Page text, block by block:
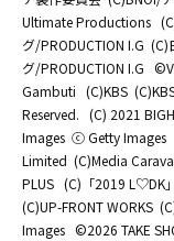
Ultimate Productions
グ/PRODUCTION I.G (C)
グ/PRODUCTION I.G
Gambuti (C)KBS
Reserved. (C) 2021
Images ⓒ Getty Images
Limited (C)Media
PLUS (C)「2019 L♡DK
(C)UP-FRONT WORKS
Images ©2026 TAKE